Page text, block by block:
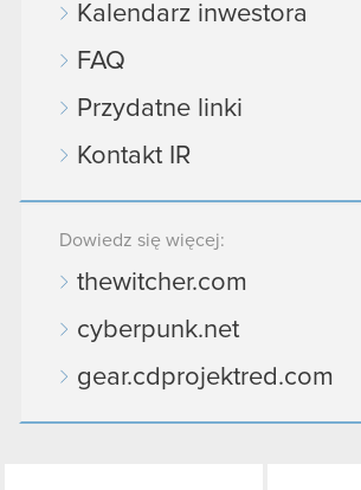
Kalendarz inwestora
FAQ
Przydatne linki
Kontakt IR
Dowiedz się więcej:
thewitcher.com
cyberpunk.net
gear.cdprojektred.com